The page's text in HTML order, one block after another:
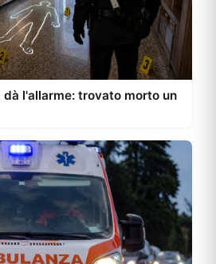
l'allarme: trovato morto un